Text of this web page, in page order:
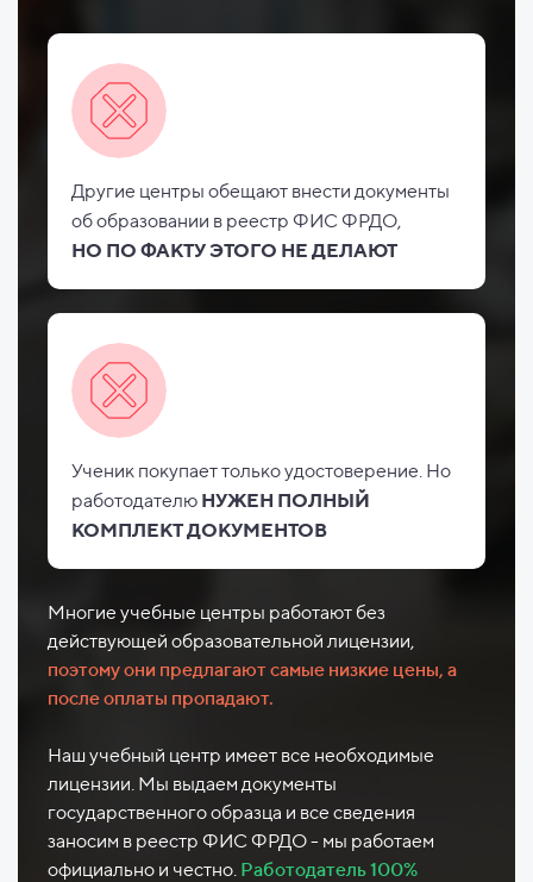
Другие центры обещают внести документы
обобразовании в реестр ФИС ФРДО,
НО ПО ФАКТУ ЭТОГО НЕ ДЕЛАЮТ
Ученик покупает только удостоверение. Но
работодателю НУЖЕН ПОЛНЫЙ
КОМПЛЕКТ ДОКУМЕНТОВ
Многие учебные центры работают без
действующей образовательной лицензии,
поэтому они предлагают самые низкие цены, а
после оплаты пропадают.
Наш учебный центр имеет все необходимые
лицензии. Мы выдаем документы
государственного образца и все сведения
заносим в реестр ФИС ФРДО - мы работаем
официально и честно. Работодатель 100%